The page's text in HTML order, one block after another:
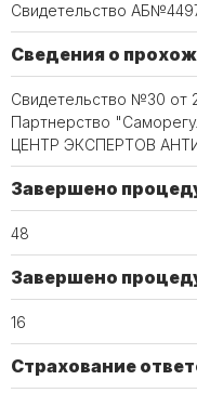
Свидетельство
Сведения о
Свидетельство №30 от
Партнерство
ЦЕНТР ЭКСПЕРТОВ
Завершено
48
Завершено
16
Страхование